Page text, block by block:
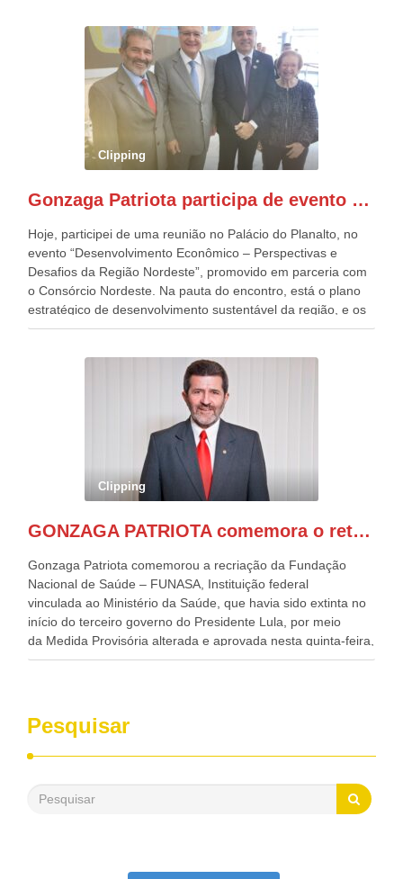
outros desfiles, na Esplanada dos Ministérios, disse ter sido
o deste ano, o maior e o mais organizado de todos. “Há
quatro décadas, como Patriota até no nome, participo
anualmente dos desfiles de Sete de Setembro, na
Esplanada dos Ministérios, em Brasília. Este ano, o governo
preparou espaços com cadeiras e coberturas, para 30.000
pessoas, só que o número de Patriotas Brasileiros
Independentes, dobrou na Esplanada. Eu, Lula e os
Patriota.
Clipping
Gonzaga Patriota participa de evento em prol do desenvolvimento do Nordeste
Hoje, participei de uma reunião no Palácio do Planalto, no
evento “Desenvolvimento Econômico – Perspectivas e
Desafios da Região Nordeste”, promovido em parceria com
o Consórcio Nordeste. Na pauta do encontro, está o plano
estratégico de desenvolvimento sustentável da região, e os
desafios para a elaboração de políticas públicas, que
evento contou com a presença do Vice-presidente Geraldo
Alckmin, que também ocupa o Ministério do
Desenvolvimento, Indústria, Comércio e Serviços, o ex
governador de Pernambuco, agora Presidente do Banco do
Nordeste, Paulo Câmara, o ex Deputado Federal, e
atualmente Superintendente da SUDENE, Danilo Cabral, da
Governadora de Pernambuco, Raquel Lyra, os ministros da
Casa Civil, Rui Costa, e da Integração e do Desenvolvimento
de todo Nordeste que também ajudam a fomentar o
Clipping
GONZAGA PATRIOTA comemora o retorno da FUNASA
Gonzaga Patriota comemorou a recriação da Fundação
Nacional de Saúde – FUNASA, Instituição federal
vinculada ao Ministério da Saúde, que havia sido extinta no
início do terceiro governo do Presidente Lula, por meio
da Medida Provisória alterada e aprovada nesta quinta-feira,
pelo Congresso Nacional. Gonzaga Patriota disse hoje em
desenvolvimento dos seus municípios e, somente o ano
passado, essa Fundação distribuiu mais de três bilhões de
reais, com suas maravilhosas ações, dentre alas, mais de
saneamento básico, em pequenas comunidades rurais.
Patriota disse ainda que, mesmo sem mandato,
Pesquisar